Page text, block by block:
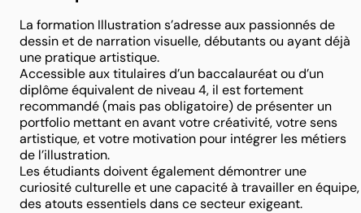
La formation Illustration s’adresse aux passionnés de
dessin et de narration visuelle, débutants ou ayant déjà
une pratique artistique.
Accessible aux titulaires d’un baccalauréat ou d’un
diplôme équivalent de niveau 4, il est fortement
recommandé (mais pas obligatoire) de présenter un
portfolio mettant en avant votre créativité, votre sens
artistique, et votre motivation pour intégrer les métiers
de l’illustration.
Les étudiants doivent également démontrer une
curiosité culturelle et une capacité à travailler en équipe,
des atouts essentiels dans ce secteur exigeant.